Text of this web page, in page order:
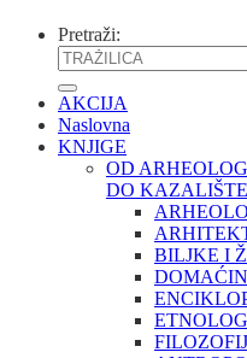
Pretraži:
AKCIJA
Naslovna
KNJIGE
OD
DO
BILJKE I